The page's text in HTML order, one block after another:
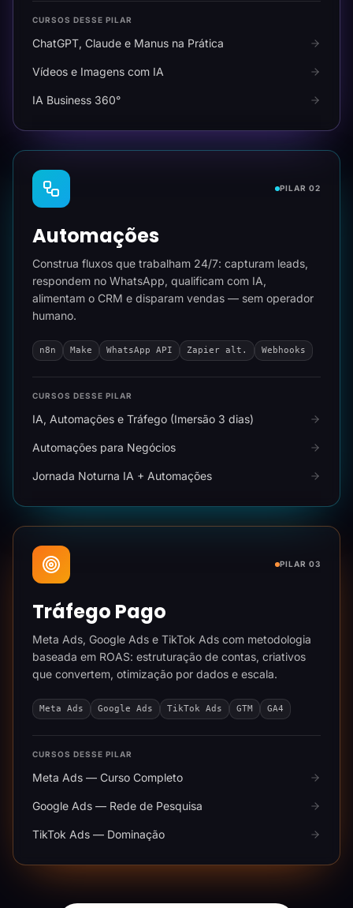
CURSOS DESSE PILAR
ChatGPT, Claude e Manus na Prática
Vídeos e Imagens com IA
IA Business 360°
PILAR 02
Automações
Construa fluxos que trabalham 24/7: capturam leads,
respondem no WhatsApp, qualificam com IA,
alimentam o CRM e disparam vendas — sem operador
humano.
n8n Make WhatsApp API Zapier alt. Webhooks
CURSOS DESSE PILAR
IA, Automações e Tráfego (Imersão 3 dias)
Automações para Negócios
Jornada Noturna IA + Automações
PILAR 03
Tráfego Pago
Meta Ads, Google Ads e TikTok Ads com metodologia
baseada em ROAS: estruturação de contas, criativos
que convertem, otimização por dados e escala.
Meta Ads Google Ads TikTok Ads GTM GA4
CURSOS DESSE PILAR
Meta Ads — Curso Completo
Google Ads — Rede de Pesquisa
TikTok Ads — Dominação